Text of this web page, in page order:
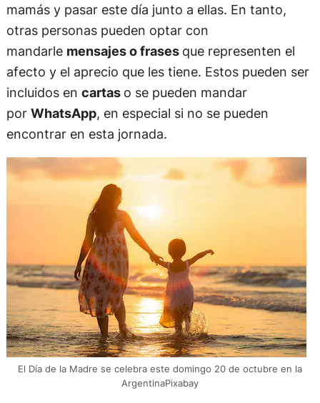
mamás y pasar este día junto a ellas. En tanto,
otras personas pueden optar con
mandarle mensajes o frases que representen el
afecto y el aprecio que les tiene. Estos pueden ser
incluidos en cartas o se pueden mandar
por WhatsApp, en especial si no se pueden
encontrar en esta jornada.
El Día de la Madre se celebra este domingo 20 de octubre en la
ArgentinaPixabay